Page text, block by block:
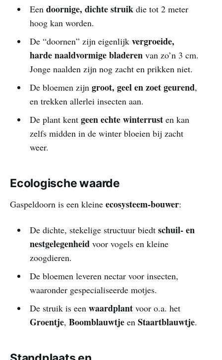
Een doornige, dichte struikdie tot 2 meter
hoog kan worden.
De “doornen” zijn eigenlijk vergroeide,
harde naaldvormige bladerenvan zo’n 3 cm.
Jonge naalden zijn nog zacht en prikken niet.
De bloemen zijn groot, geel en zoet geurend,
en trekken allerlei insecten aan.
De plant kent geen echte winterrusten kan
zelfs midden in de winter bloeien bij zacht
weer.
Ecologische waarde
Gaspeldoorn is een kleine ecosysteem‑bouwer:
De dichte, stekelige structuur biedt schuil- en
nestgelegenheidvoor vogels en kleine
zoogdieren.
De bloemen leveren nectar voor insecten,
waaronder gespecialiseerde motjes.
De struik is een waardplantvoor o.a. het
Groentje, Boomblauwtjeen Staartblauwtje.